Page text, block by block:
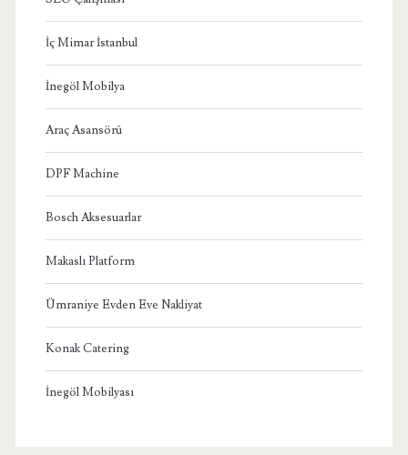
İç Mimar İstanbul
İnegöl Mobilya
Araç Asansörü
DPF Machine
Bosch Aksesuarlar
Makaslı Platform
Ümraniye Evden Eve Nakliyat
Konak Catering
İnegöl Mobilyası